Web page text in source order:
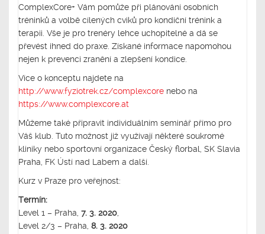
ComplexCore+ Vám pomůže při plánování osobních
tréninků a volbě cílených cviků pro kondiční trénink a
terapii. Vše je pro trenéry lehce uchopitelné a dá se
převést ihned do praxe. Získané informace napomohou
nejen k prevenci zranění a zlepšení kondice.
Více o konceptu najdete na
http://www.fyziotrek.cz/complexcore nebo na
https://www.complexcore.at
Můžeme také připravit individuálním seminář přímo pro
Váš klub. Tuto možnost již využívají některé soukromé
kliniky nebo sportovní organizace Český florbal, SK Slavia
Praha, FK Ústí nad Labem a další.
Kurz v Praze pro veřejnost:
Termín:
Level 1 – Praha, 7. 3. 2020
Level 2/3 – Praha, 8. 3. 2020